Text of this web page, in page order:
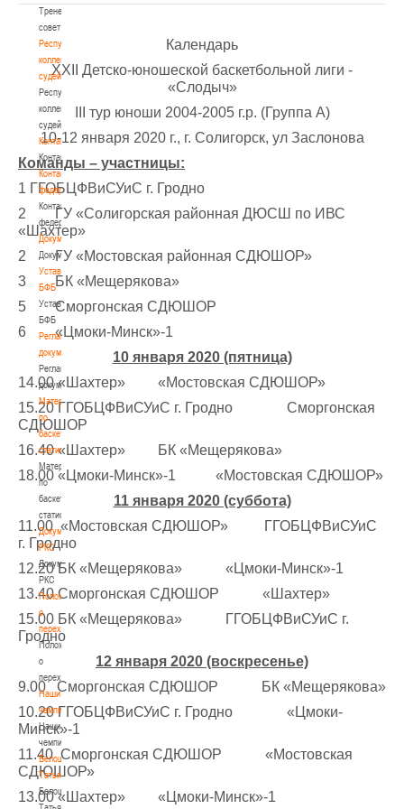
Тренерский
совет
Республиканская
коллегия
судей
Республиканская
коллегия
судей
Контакты
Контакты
Контакты
федерации
Контакты
федерации
Документы
Документы
Устав
БФБ
Устав
БФБ
Регламентирующие
документы
Регламентирующие
документы
Материалы
по
баскетбольной
статистике
Материалы
по
баскетбольной
статистике
Документы
РКС
Документы
РКС
Положение
о
переходах
Положение
о
переходах
Наши
чемпионы
Наши
чемпионы
Белошапко
Татьяна
Белошапко
Татьяна
Календарь
XXII Детско-юношеской баскетбольной лиги -
«Слодыч»
III тур юноши 2004-2005 г.р. (Группа А)
10-12 января 2020 г., г. Солигорск, ул Заслонова
Команды – участницы:
1 ГГОБЦФВиСУиС г. Гродно
2 ГУ «Солигорская районная ДЮСШ по ИВС
«Шахтер»
2 ГУ «Мостовская районная СДЮШОР»
3 БК «Мещерякова»
5 Сморгонская СДЮШОР
6 «Цмоки-Минск»-1
10 января 2020 (пятница)
14.00 «Шахтер» «Мостовская СДЮШОР»
15.20 ГГОБЦФВиСУиС г. Гродно Сморгонская
СДЮШОР
16.40 «Шахтер» БК «Мещерякова»
18.00 «Цмоки-Минск»-1 «Мостовская СДЮШОР»
11 января 2020 (суббота)
11.00 «Мостовская СДЮШОР» ГГОБЦФВиСУиС
г. Гродно
12.20 БК «Мещерякова» «Цмоки-Минск»-1
13.40 Сморгонская СДЮШОР «Шахтер»
15.00 БК «Мещерякова» ГГОБЦФВиСУиС г.
Гродно
12 января 2020 (воскресенье)
9.00 Сморгонская СДЮШОР БК «Мещерякова»
10.20 ГГОБЦФВиСУиС г. Гродно «Цмоки-
Минск»-1
11.40 Сморгонская СДЮШОР «Мостовская
СДЮШОР»
13.00 «Шахтер» «Цмоки-Минск»-1